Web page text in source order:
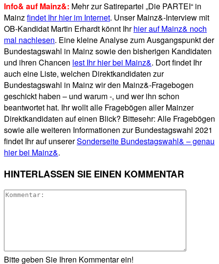
Info& auf Mainz&: Mehr zur Satirepartei „Die PARTEI“ in
Mainzfindet Ihr hier im Internet. Unser Mainz&-Interview mit
OB-Kandidat Martin Erhardt könnt Ihrhier auf Mainz& noch
mal nachlesen. Eine kleine Analyse zum Ausgangspunkt der
Bundestagswahl in Mainz sowie den bisherigen Kandidaten
und ihren Chancen lest Ihr hier bei Mainz&. Dort findet Ihr
auch eine Liste, welchen Direktkandidaten zur
Bundestagswahl in Mainz wir den Mainz&-Fragebogen
geschickt haben – und warum -, und wer ihn schon
beantwortet hat. Ihr wollt alle Fragebögen aller Mainzer
Direktkandidaten auf einen Blick? Bittesehr: Alle Fragebögen
sowie alle weiteren Informationen zur Bundestagswahl 2021
findet Ihr auf unsererSonderseite Bundestagswahl& – genau
hier bei Mainz&.
HINTERLASSEN SIE EINEN KOMMENTAR
Bitte geben Sie Ihren Kommentar ein!